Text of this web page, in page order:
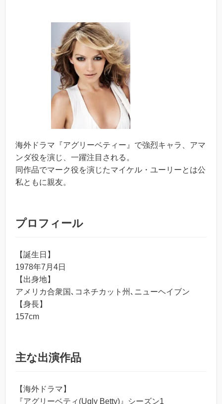
海外ドラマ『アグリーベティー』で強烈キャラ、アマ
ンダ役を演じ、一躍注目される。
同作品でマーク役を演じたマイケル・ユーリーとは公
私ともに親友。
プロフィール
【誕生日】
1978年7月4日
【出身地】
アメリカ合衆国､コネチカット州､ニューヘイブン
【身長】
157cm
主な出演作品
【海外ドラマ】
『アグリーベティ(Ugly Betty)』シーズン1